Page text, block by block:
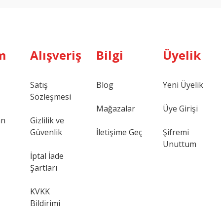
Alışveriş
Satış
Sözleşmesi
Gizlilik ve
Güvenlik
İptal İade
Şartları
KVKK
Bildirimi
Bilgi
Blog
Mağazalar
İletişime Geç
Üyelik
Yeni Üyelik
Üye Girişi
Şifremi
Unuttum